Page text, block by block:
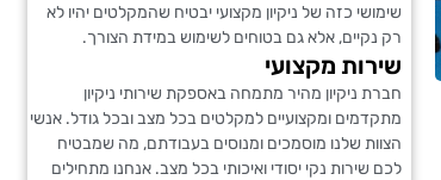
שימושי כזה של ניקיון מקצועי יבטיח שהמקלטים יהיו לא
רק נקיים, אלא גם בטוחים לשימוש במידת הצורך.
שירות מקצועי
חברת ניקיון מהיר מתמחה באספקת שירותי ניקיון
מתקדמים ומקצועיים למקלטים בכל מצב ובכל גודל. אנשי
הצוות שלנו מוסמכים ומנוסים בעבודתם, מה שמבטיח
לכם שירות נקי יסודי ואיכותי בכל מצב. אנחנו מתחילים